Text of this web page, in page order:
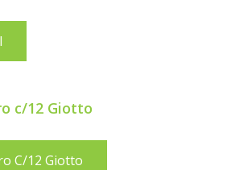
c/12 Giotto
C/12 Giotto